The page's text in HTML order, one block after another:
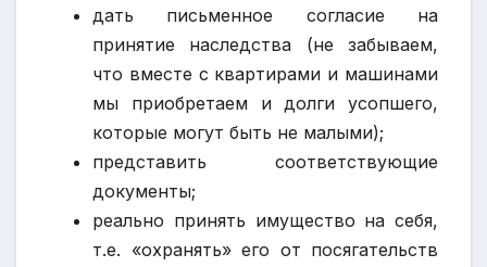
дать письменное согласие на
принятие наследства (не забываем,
что вместе с квартирами и машинами
мы приобретаем и долги усопшего,
которые могут быть не малыми);
представить соответствующие
документы;
реально принять имущество на себя,
т.е. «охранять» его от посягательств